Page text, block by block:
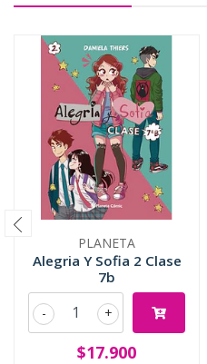
PLANETA
Alegria Y Sofia 2 Clase
7b
+
-
$17.900